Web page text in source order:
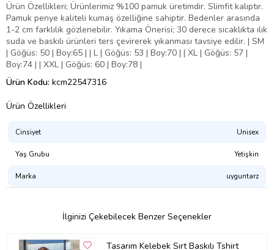
Ürün Özellikleri; Ürünlerimiz %100 pamuk üretimdir. Slimfit kalıptır.
Pamuk penye kaliteli kumaş özelliğine sahiptir. Bedenler arasında
1-2 cm farklılık gözlenebilir. Yıkama Önerisi; 30 derece sıcaklıkta ılık
suda ve baskılı ürünleri ters çevirerek yıkanması tavsiye edilir. | SM
| Göğüs: 50 | Boy:65 | | L | Göğüs: 53 | Boy:70 | | XL | Göğüs: 57 |
Boy:74 | | XXL | Göğüs: 60 | Boy:78 |
Ürün Kodu: kcm22547316
Ürün Özellikleri
Cinsiyet Unisex
Yaş Grubu Yetişkin
Marka uyguntarz
İlginizi Çekebilecek Benzer Seçenekler
Tasarım Kelebek Sırt Baskılı Tshirt